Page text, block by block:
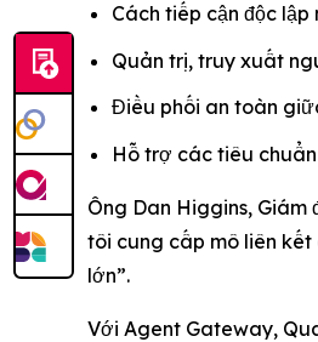
Cách tiếp cận độc
Quản trị, truy xuất
Điều phối an toàn
Hỗ trợ các tiêu
Ông Dan Higgins,
tôi cung cấp mô liên
lớn”.
Với Agent Gateway,